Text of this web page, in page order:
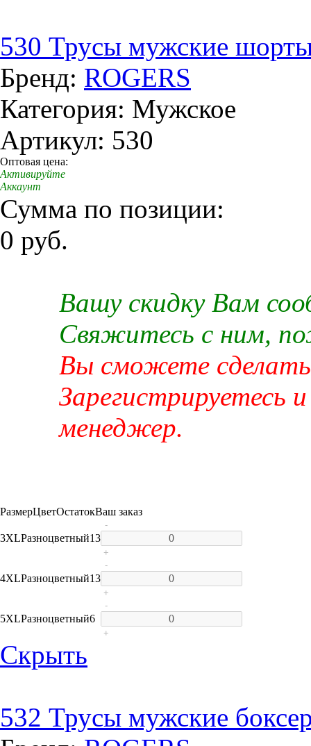
530 Трусы мужские
Бренд: ROGERS
Категория: Мужское
Артикул: 530
Оптовая цена:
Активируйте
Аккаунт
Сумма по позиции:
0 руб.
Вашу скидку Вам
Свяжитесь с ним,
Вы сможете сделать
Зарегистрируетесь
менеджер.
РазмерЦветОстатокВаш заказ
3XLРазноцветный13
-
+
4XLРазноцветный13
-
+
5XLРазноцветный6
-
+
Скрыть
532 Трусы мужские